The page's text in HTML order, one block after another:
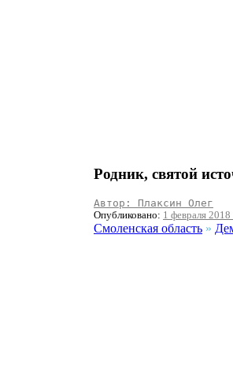
Родник, святой
Автор: Плаксин Олег
Опубликовано: 1 февраля 2018
Смоленская область »